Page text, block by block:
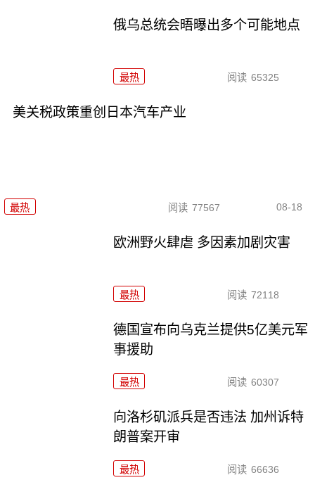
俄乌总统会晤曝出多个可能地点
最热 阅读 65325
美关税政策重创日本汽车产业
最热 阅读 77567 08-18
欧洲野火肆虐 多因素加剧灾害
最热 阅读 72118
德国宣布向乌克兰提供5亿美元军
事援助
最热 阅读 60307
向洛杉矶派兵是否违法 加州诉特
朗普案开审
最热 阅读 66636